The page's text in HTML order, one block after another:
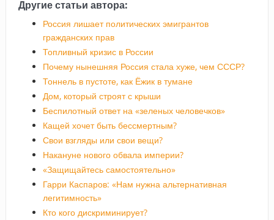
Другие статьи автора:
Россия лишает политических эмигрантов
гражданских прав
Топливный кризис в России
Почему нынешняя Россия стала хуже, чем СССР?
Тоннель в пустоте, как Ёжик в тумане
Дом, который строят с крыши
Беспилотный ответ на «зеленых человечков»
Кащей хочет быть бессмертным?
Свои взгляды или свои вещи?
Накануне нового обвала империи?
«Защищайтесь самостоятельно»
Гарри Каспаров: «Нам нужна альтернативная
легитимность»
Кто кого дискриминирует?